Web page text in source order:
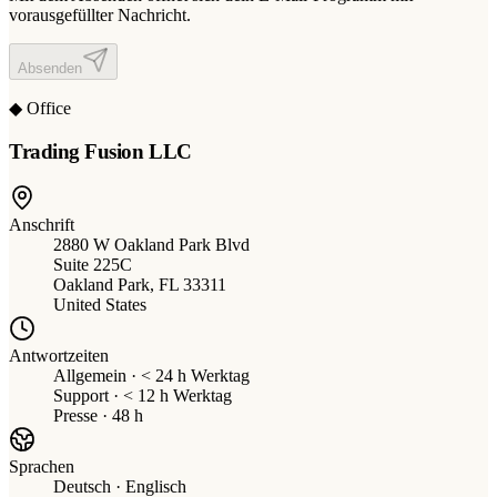
vorausgefüllter Nachricht.
Absenden
◆ Office
Trading Fusion LLC
Anschrift
2880 W Oakland Park Blvd
Suite 225C
Oakland Park, FL 33311
United States
Antwortzeiten
Allgemein · < 24 h Werktag
Support · < 12 h Werktag
Presse · 48 h
Sprachen
Deutsch · Englisch